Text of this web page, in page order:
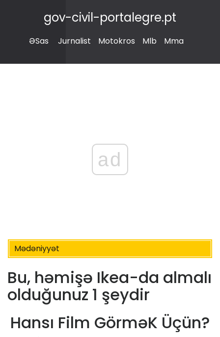
gov-civil-portalegre.pt
ƏSas Jurnalist Motokros Mlb Mma
ad
Mədəniyyət
Bu, həmişə Ikea-da almalı
olduğunuz 1 şeydir
Hansı Film GörməK Üçün?